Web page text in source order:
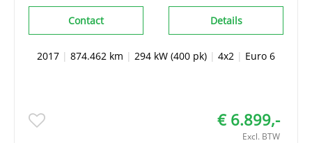
Details
Contact
2017 | 874.462 km | 294 kW (400 pk) | 4x2 | Euro 6
€ 6.899,-
Excl. BTW